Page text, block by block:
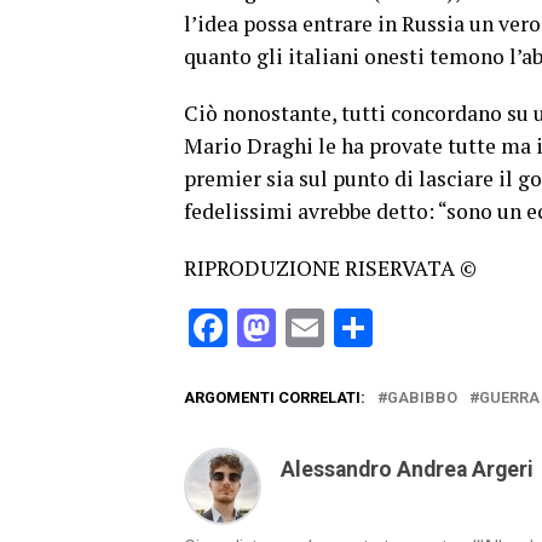
l’idea possa entrare in Russia un
quanto gli italiani onesti temono
Ciò nonostante, tutti concordano su
Mario Draghi le ha provate tutte
premier sia sul punto di lasciare il
fedelissimi avrebbe detto: “sono un
RIPRODUZIONE RISERVATA ©
Facebook
Mastodon
Email
ARGOMENTI CORRELATI: GABIBBO GUERRA
Alessandro Andrea Argeri